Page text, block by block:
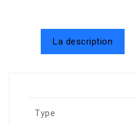
La description
Type